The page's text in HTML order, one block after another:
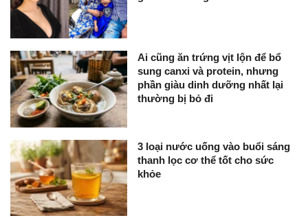
Ai cũng ăn trứng vịt lộn để bổ
sung canxi và protein, nhưng
phần giàu dinh dưỡng nhất lại
thường bị bỏ đi
3 loại nước uống vào buổi sáng
thanh lọc cơ thể tốt cho sức
khỏe